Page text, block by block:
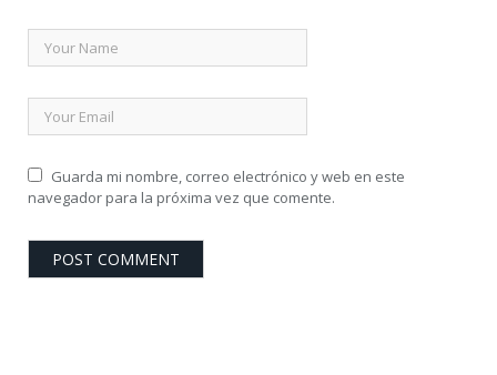
Guarda mi nombre, correo electrónico y web en este
navegador para la próxima vez que comente.